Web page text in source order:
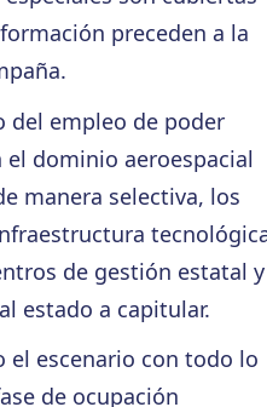
preceden a la
del empleo de poder
dominio aeroespacial
manera selectiva, los
de gestión estatal y
estado a capitular.
el escenario con todo lo
de ocupación